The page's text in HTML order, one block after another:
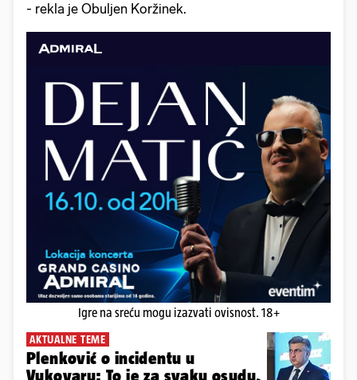
- rekla je Obuljen Koržinek.
Igre na sreću mogu izazvati ovisnost. 18+
AKTUALNE TEME
Plenković o incidentu u
Vukovaru: To je za svaku osudu,